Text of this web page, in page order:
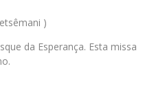
)
da Esperança. Esta missa